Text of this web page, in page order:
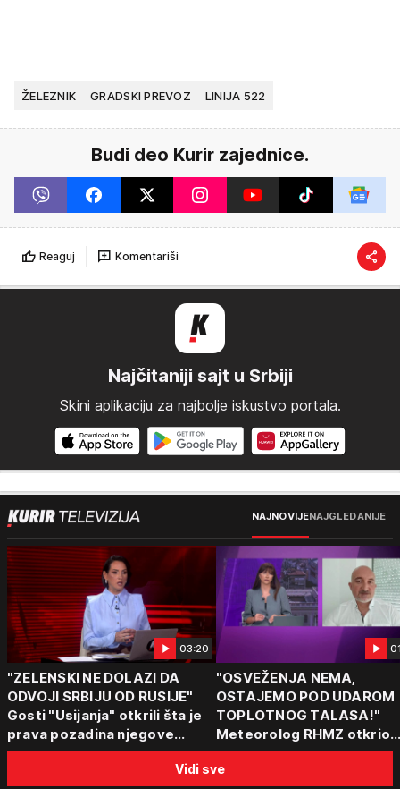
ŽELEZNIK GRADSKI PREVOZ LINIJA 522
Budi deo Kurir zajednice.
Reaguj Komentariši
Najčitaniji sajt u Srbiji
Skini aplikaciju za najbolje iskustvo portala.
NAJNOVIJENAJGLEDANIJE
03:20
"ZELENSKI NE DOLAZI DA
ODVOJI SRBIJU OD RUSIJE"
Gosti "Usijanja" otkrili šta je
prava pozadina njegove
posete Beogradu
"OSVEŽENJA NEMA,
OSTAJEMO POD UDAROM
TOPLOTNOG TALASA!"
Meteorolog RHMZ otkrio
kakvo vreme nas čeka do
kraja avgusta
Vidi sve